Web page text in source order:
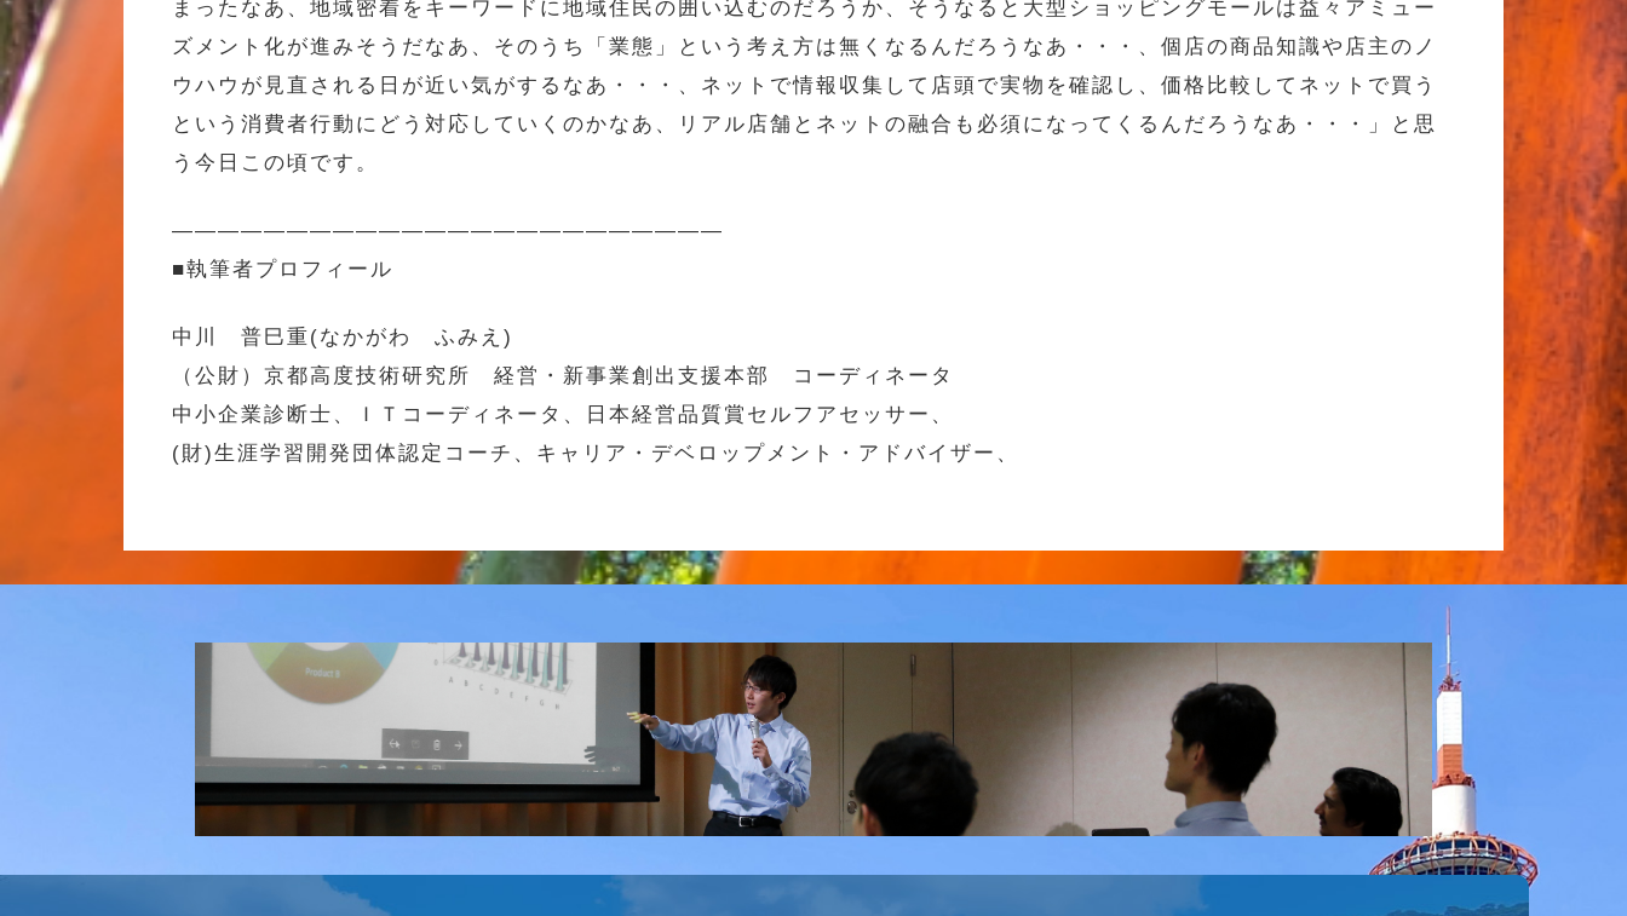
まったなあ、地域密着をキーワードに地域住民の囲い込むのだろうか、そうなると大型ショッピングモールは益々アミュー
ズメント化が進みそうだなあ、そのうち「業態」という考え方は無くなるんだろうなあ・・・、個店の商品知識や店主のノ
ウハウが見直される日が近い気がするなあ・・・、ネットで情報収集して店頭で実物を確認し、価格比較してネットで買う
という消費者行動にどう対応していくのかなあ、リアル店舗とネットの融合も必須になってくるんだろうなあ・・・」と思
う今日この頃です。
————————————————————————
■執筆者プロフィール
中川 普巳重(なかがわ ふみえ)
（公財）京都高度技術研究所 経営・新事業創出支援本部 コーディネータ
中小企業診断士、ＩＴコーディネータ、日本経営品質賞セルフアセッサー、
(財)生涯学習開発団体認定コーチ、キャリア・デベロップメント・アドバイザー、